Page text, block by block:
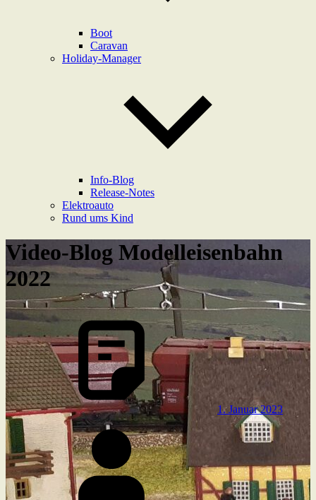
Boot
Caravan
Holiday-Manager
Info-Blog
Release-Notes
Elektroauto
Rund ums Kind
Video-Blog Modelleisenbahn
2022
1. Januar 2023